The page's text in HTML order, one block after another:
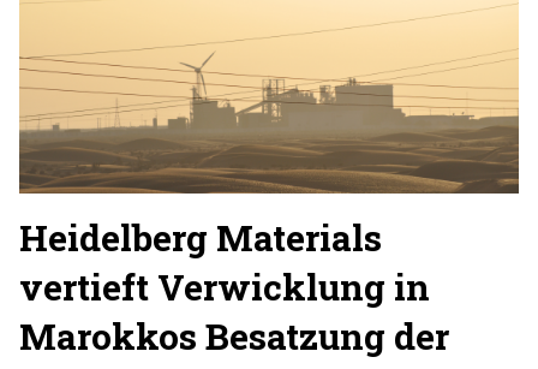
Heidelberg Materials
vertieft Verwicklung in
Marokkos Besatzung der